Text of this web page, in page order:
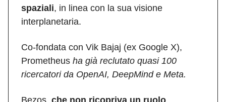
spaziali, in linea con la sua visione
interplanetaria.
Co-fondata con Vik Bajaj (ex Google X),
Prometheus ha già reclutato quasi 100
ricercatori da OpenAI, DeepMind e Meta.
Bezos, che non ricopriva un ruolo